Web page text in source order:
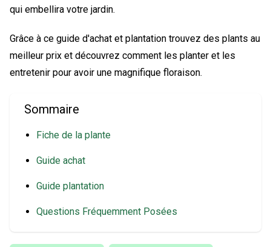
qui embellira votre jardin.
Grâce à ce guide d'achat et plantation trouvez des plants au
meilleur prix et découvrez comment les planter et les
entretenir pour avoir une magnifique floraison.
Sommaire
Fiche de la plante
Guide achat
Guide plantation
Questions Fréquemment Posées